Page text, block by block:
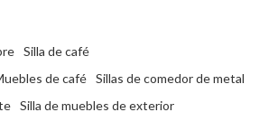
Silla de café
de café
Sillas de comedor de metal
Silla de muebles de exterior